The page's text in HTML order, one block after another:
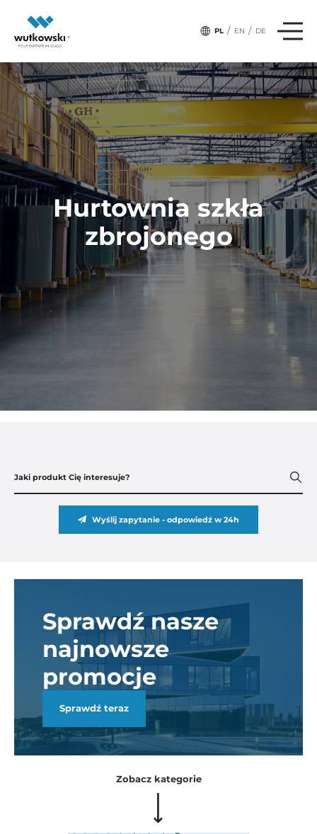
PL / EN / DE
Hurtownia szkła
zbrojonego
Wyślij zapytanie - odpowiedź w 24h
Sprawdź nasze
najnowsze
promocje
Sprawdź teraz
Zobacz kategorie